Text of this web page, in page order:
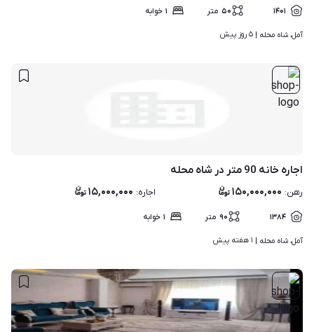
۱۴۰۱ ۵۰ متر ۱ خوابه
آمل، شاه محله | ۵ روز پیش
اجاره خانه 90 متر در شاه محله
رهن: ۱۵۰,۰۰۰,۰۰۰ اجاره: ۱۵,۰۰۰,۰۰۰
۱۳۸۴ ۹۰ متر ۱ خوابه
آمل، شاه محله | ۱ هفته پیش